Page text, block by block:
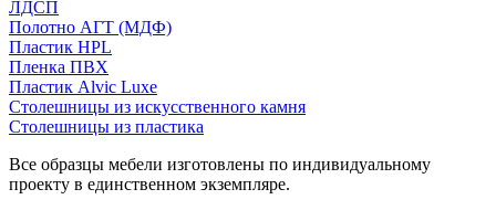
ЛДСП
Полотно АГТ (МДФ)
Пластик HPL
Пленка ПВХ
Пластик Alvic Luxe
Столешницы из искусственного камня
Столешницы из пластика
Все образцы мебели изготовлены по индивидуальному
проекту в единственном экземпляре.